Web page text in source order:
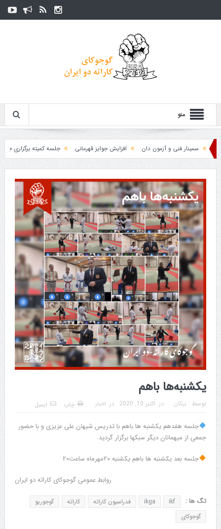
منو
سمینار فنی و آزمون دان افزایش جوایز قهرمانی جلسه کمیته برگزاری جام پارس
یکشنبه‌ها باهم
توسط : نیکان در: اکتبر 10, 2020 در: اخبار چاپ ایمیل
جلسه هفدهم یکشنبه ها باهم با تدریس شیهان علی عزیزی و با حضور
جمعی از میهمانان دیگر سبکها برگزار گردید.
جلسه بعد یکشنبه ها باهم یکشنبه ۲۰مهرماه ساعت۲۰
روابط عمومی گوجوکای کاراته دو ایران
تگ ها : ikf
ikga فدراسیون کاراته کاراته
گوجوریو
گوجوکای